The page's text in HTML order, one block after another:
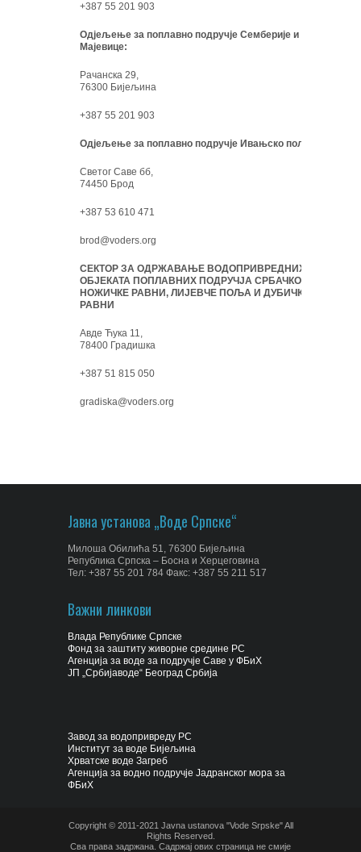
+387 55 201 903
Одјељење за поплавно подручје Семберије и
Мајевице:
Рачанска 29,
76300 Бијељина
+387 55 201 903
Одјељење за поплавно подручје Ивањско поље:
Светог Саве бб,
74450 Брод
+387 53 610 471
brod@voders.org
СЕКТОР ЗА ОДРЖАВАЊЕ ВОДОПРИВРЕДНИХ
ОБЈЕКАТА ПОПЛАВНИХ ПОДРУЧЈА СРБАЧКО-
НОЖИЧКЕ РАВНИ, ЛИЈЕВЧЕ ПОЉА И ДУБИЧКЕ
РАВНИ
Авде Ћука 11,
78400 Градишка
+387 51 815 050
gradiska@voders.org
Јавна установа „Воде Српске“
Милоша Обилића 51, 76300 Бијељина
Република Српска – Босна и Херцеговина
Тел: +387 55 201 784 Факс: +387 55 211 517
Важни линкови
Влада Републике Српске
Фонд за заштиту живорне средине РС
Агенција за воде за подручје Саве у ФБиХ
ЈП „Србијаводе“ Београд Србија
Завод за водопривреду РС
Институт за воде Бијељина
Хрватске воде Загреб
Агенција за водно подручје Јадранског мора за
ФБиХ
Copyright © 2011-2021 Javna ustanova "Vode Srpske" All
Rights Reserved.
Сва права задржана. Садржај ових страница не смије